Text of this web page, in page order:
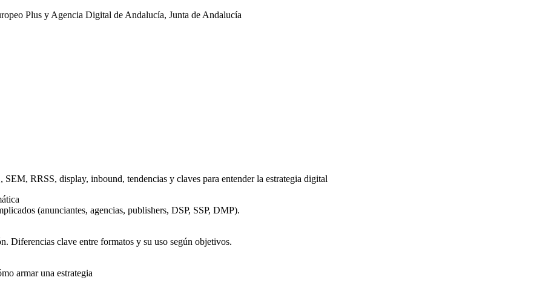
Plus y Agencia Digital de Andalucía, Junta de Andalucía
RRSS, display, inbound, tendencias y claves para entender la estrategia digital
(anunciantes, agencias, publishers, DSP, SSP, DMP).
Diferencias clave entre formatos y su uso según objetivos.
armar una estrategia